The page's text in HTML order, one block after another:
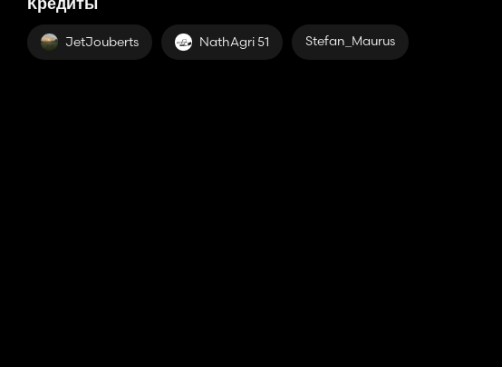
Кредиты
JetJouberts NathAgri 51 Stefan_Maurus